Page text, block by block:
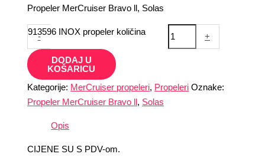
Propeler MerCruiser Bravo ll, Solas
-
913596 INOX propeler količina +
DODAJ U
KOŠARICU
Kategorije: MerCruiser propeleri, Propeleri Oznake:
Propeler MerCruiser Bravo ll, Solas
Opis
CIJENE SU S PDV-om.